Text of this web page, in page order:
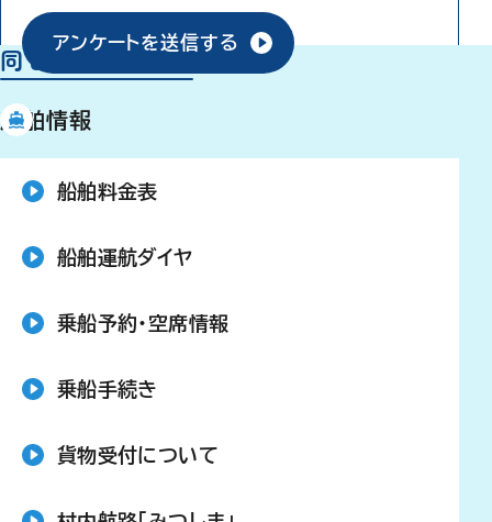
アンケートを送信する
同じ分類から探す
船舶情報
船舶料金表
船舶運航ダイヤ
乗船予約・空席情報
乗船手続き
貨物受付について